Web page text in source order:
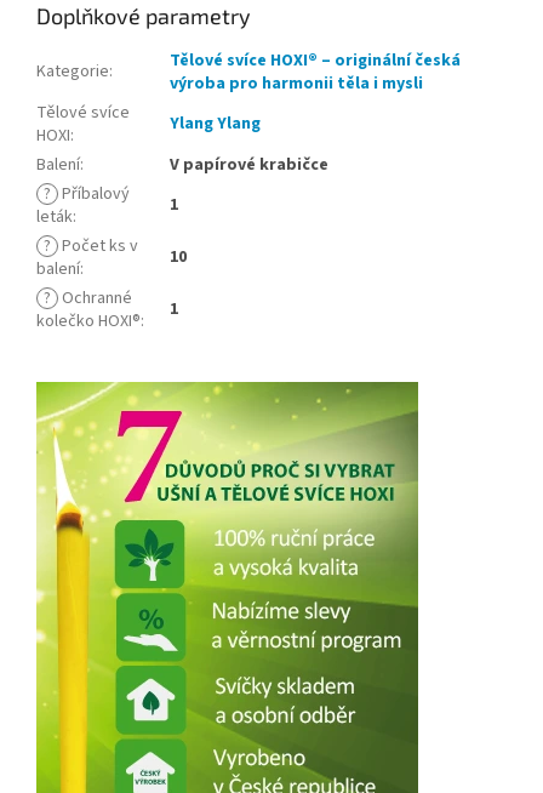
Doplňkové parametry
Kategorie:
Tělové svíce HOXI® – originální česká
výroba pro harmonii těla i mysli
Tělové svíce
HOXI:
Ylang Ylang
Balení:
V papírové krabičce
? Příbalový
leták:
1
? Počet ks v
balení:
10
? Ochranné
kolečko HOXI®: 1